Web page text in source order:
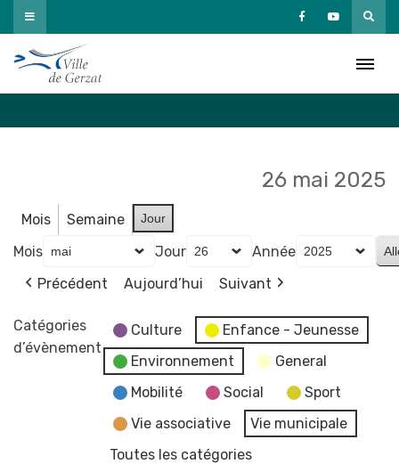
Passer
au
contenu
26 mai 2025
Mois Semaine Jour
Mois Jour
Année
Précédent
Aujourd’hui Suivant
Catégories
d’évènement
Culture
Enfance - Jeunesse
Environnement
General
Mobilité
Social
Sport
Vie associative
Vie municipale
Toutes les catégories